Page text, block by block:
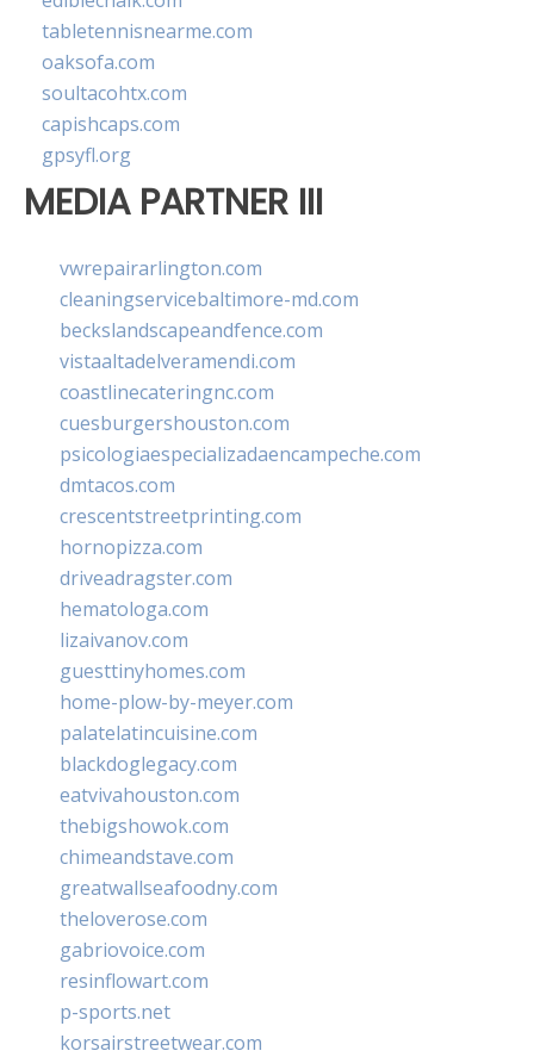
tabletennisnearme.com
oaksofa.com
soultacohtx.com
capishcaps.com
gpsyfl.org
MEDIA PARTNER III
vwrepairarlington.com
cleaningservicebaltimore-md.com
beckslandscapeandfence.com
vistaaltadelveramendi.com
coastlinecateringnc.com
cuesburgershouston.com
psicologiaespecializadaencampeche.com
dmtacos.com
crescentstreetprinting.com
hornopizza.com
driveadragster.com
hematologa.com
lizaivanov.com
guesttinyhomes.com
home-plow-by-meyer.com
palatelatincuisine.com
blackdoglegacy.com
eatvivahouston.com
thebigshowok.com
chimeandstave.com
greatwallseafoodny.com
theloverose.com
gabriovoice.com
resinflowart.com
p-sports.net
korsairstreetwear.com